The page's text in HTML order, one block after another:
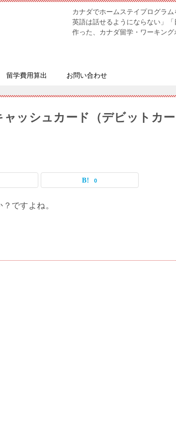
カナダでホームステイプログラ
英語は話せるようにならない」
作った、カナダ留学・ワーキン
留学費用算出 お問い合わせ
ッシュカード（デビットカー
0
ですよね。